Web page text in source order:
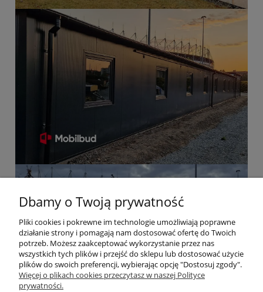
Dbamy o Twoją prywatność
Pliki cookies i pokrewne im technologie umożliwiają poprawne
działanie strony i pomagają nam dostosować ofertę do Twoich
potrzeb. Możesz zaakceptować wykorzystanie przez nas
wszystkich tych plików i przejść do sklepu lub dostosować użycie
plików do swoich preferencji, wybierając opcję "Dostosuj zgody".
Więcej o plikach cookies przeczytasz w naszej Polityce
prywatności.